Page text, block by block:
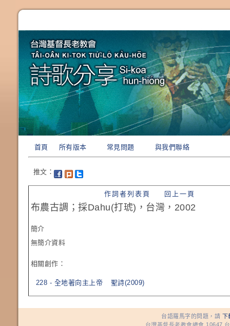
首頁 所有版本 常見問題 與我們聯絡
推文：
作詞者列表頁 回上一頁
布農古調；採Dahu(打琥)，台灣，2002
簡介
無簡介資料
相關創作：
228 - 全地著向主上帝 聖詩(2009)
台語羅馬字的問題，請 下
台灣基督長老教會總會 10647